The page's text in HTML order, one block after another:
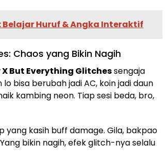
Belajar Huruf & Angka Interaktif
Chaos yang Bikin Nagih
But Everything Glitchessengaja
bisa berubah jadi AC, koin jadi daun
kambing neon. Tiap sesi beda, bro,
yang kasih buff damage. Gila, bakpao
bikin nagih, efek glitch-nya selalu